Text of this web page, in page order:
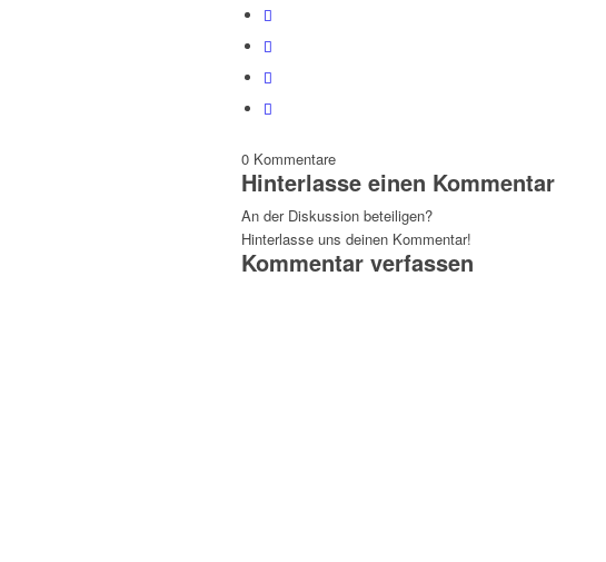
0 Kommentare
Hinterlasse einen Kommentar
An der Diskussion beteiligen?
Hinterlasse uns deinen Kommentar!
Kommentar verfassen